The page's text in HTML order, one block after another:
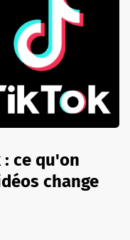
ce qu'on
change